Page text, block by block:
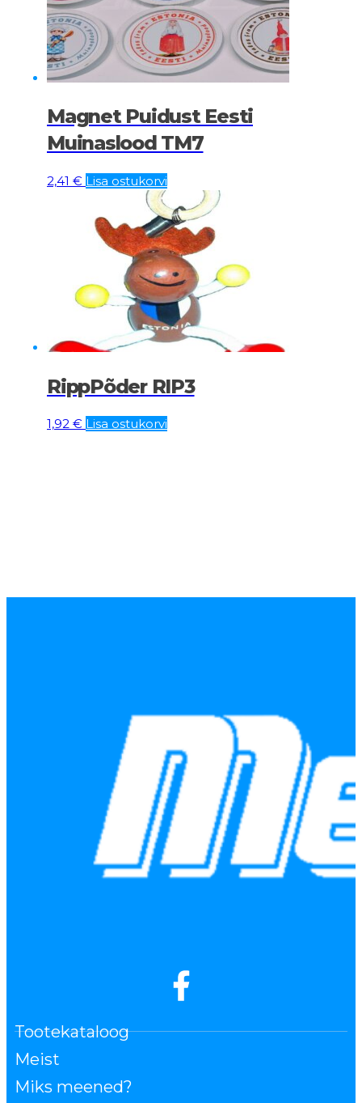
Magnet Puidust Eesti
Muinaslood TM7
2,41 € Lisa ostukorvi
RippPõder RIP3
1,92 € Lisa ostukorvi
Tootekataloog
Meist
Miks meened?